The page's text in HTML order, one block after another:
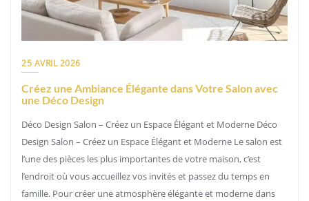
25 AVRIL 2026
Créez une Ambiance Élégante dans Votre Salon avec
une Déco Design
Déco Design Salon – Créez un Espace Élégant et Moderne Déco
Design Salon – Créez un Espace Élégant et Moderne Le salon est
l’une des pièces les plus importantes de votre maison, c’est
l’endroit où vous accueillez vos invités et passez du temps en
famille. Pour créer une atmosphère élégante et moderne dans